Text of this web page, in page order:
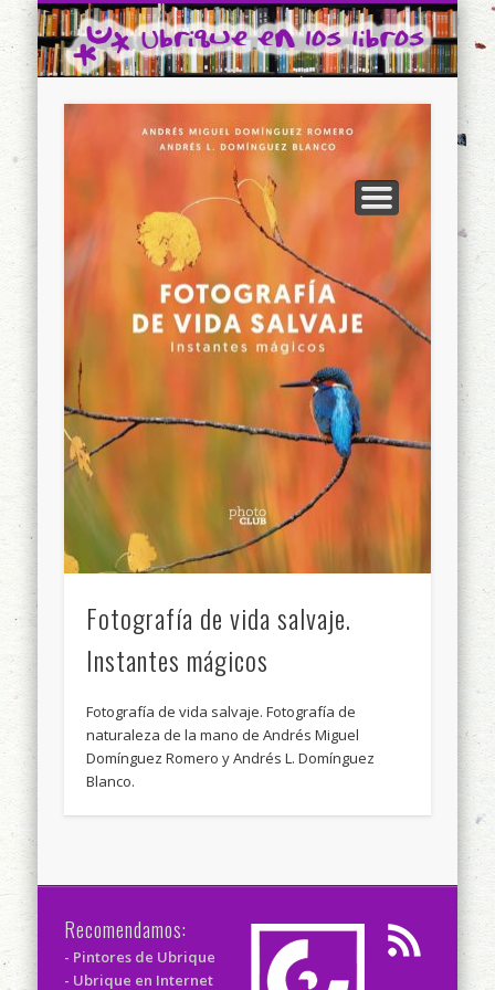
Ubrique en los libros
INICIO
CONTACTO
Fotografía de vida salvaje.
Instantes mágicos
Fotografía de vida salvaje. Fotografía de
naturaleza de la mano de Andrés Miguel
Domínguez Romero y Andrés L. Domínguez
Blanco.
Recomendamos:
- Pintores de Ubrique
- Ubrique en Internet